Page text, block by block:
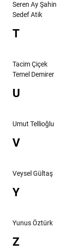
Seren Ay Şahin
Sedef Atik
T
Tacim Çiçek
Temel Demirer
U
Umut Tellioğlu
V
Veysel Gültaş
Y
Yunus Öztürk
Z